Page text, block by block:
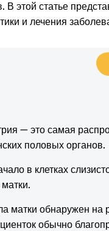
В этой статье
и лечения
— это самая
половых органов.
в клетках
матки обнаружен на
обычно